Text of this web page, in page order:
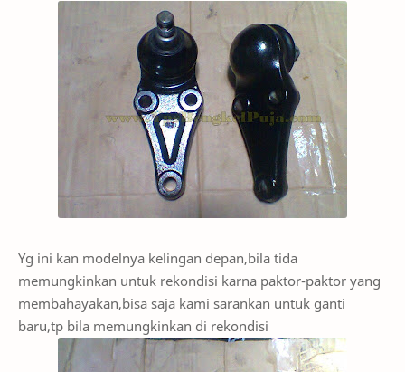
Yg ini kan modelnya kelingan depan,bila tida
memungkinkan untuk rekondisi karna paktor-paktor yang
membahayakan,bisa saja kami sarankan untuk ganti
baru,tp bila memungkinkan di rekondisi